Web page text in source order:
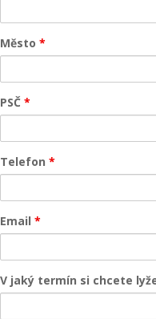
Město *
PSČ *
Telefon *
Email *
V jaký termín si chcete lyže